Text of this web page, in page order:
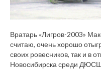
Вратарь «Лигров-2003»
считаю, очень хорошо
своих ровесников, так и в
Новосибирска среди